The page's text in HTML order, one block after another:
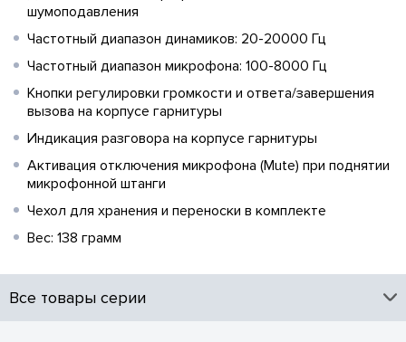
шумоподавления
Частотный диапазон динамиков: 20-20000 Гц
Частотный диапазон микрофона: 100-8000 Гц
Кнопки регулировки громкости и ответа/завершения
вызова на корпусе гарнитуры
Индикация разговора на корпусе гарнитуры
Активация отключения микрофона (Mute) при поднятии
микрофонной штанги
Чехол для хранения и переноски в комплекте
Вес: 138 грамм
Все товары серии